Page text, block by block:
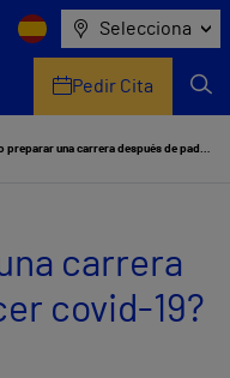
Selecciona
Pedir Cita
¿Puedo preparar una carrera después de padecer covid-19?
carrera
covid-19?